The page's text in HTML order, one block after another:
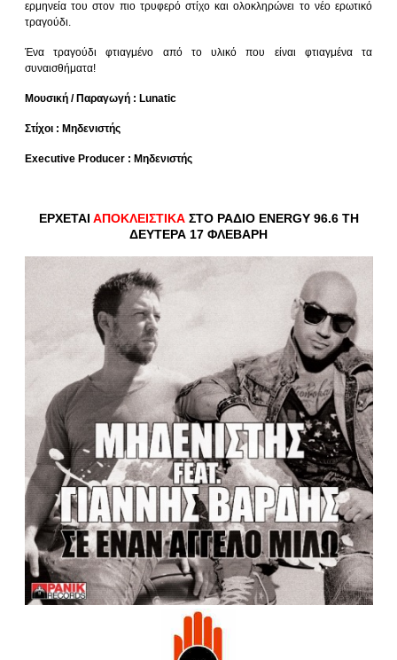
ερμηνεία του στον πιο τρυφερό στίχο και ολοκληρώνει το νέο ερωτικό
τραγούδι.
Ένα τραγούδι φτιαγμένο από το υλικό που είναι φτιαγμένα τα
συναισθήματα!
Μουσική / Παραγωγή : Lunatic
Στίχοι : Μηδενιστής
Executive Producer : Μηδενιστής
ΕΡΧΕΤΑΙ ΑΠΟΚΛΕΙΣΤΙΚΑΣΤΟ ΡΑΔΙΟ ENERGY 96.6 ΤΗ
ΔΕΥΤΕΡΑ 17 ΦΛΕΒΑΡΗ